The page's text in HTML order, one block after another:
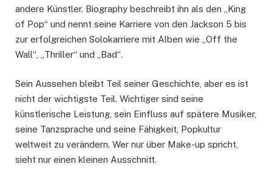
andere Künstler. Biography beschreibt ihn als den „King
of Pop“ und nennt seine Karriere von den Jackson 5 bis
zur erfolgreichen Solokarriere mit Alben wie „Off the
Wall“, „Thriller“ und „Bad“.
Sein Aussehen bleibt Teil seiner Geschichte, aber es ist
nicht der wichtigste Teil. Wichtiger sind seine
künstlerische Leistung, sein Einfluss auf spätere Musiker,
seine Tanzsprache und seine Fähigkeit, Popkultur
weltweit zu verändern. Wer nur über Make-up spricht,
sieht nur einen kleinen Ausschnitt.